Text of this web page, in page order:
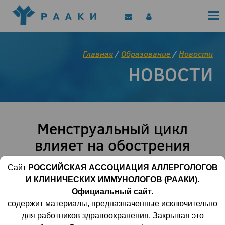
Клинические рекомендации
Позиционные документы
EAACI/РААКИ (статьи)
Цифровой канал
Главная/Образование /Новости
НОВОСТИ
Менструальный цикл
влияет на обострения
атопического дерматита
23 апреля 2025 | 10:26:09 958
Систематический обзор, опубликованный
Сайт РОССИЙСКАЯ АССОЦИАЦИЯ АЛЛЕРГОЛОГОВ
И КЛИНИЧЕСКИХ ИММУНОЛОГОВ (РААКИ).
Официальный сайт.
содержит материалы, предназначенные исключительно
для работников здравоохранения. Закрывая это